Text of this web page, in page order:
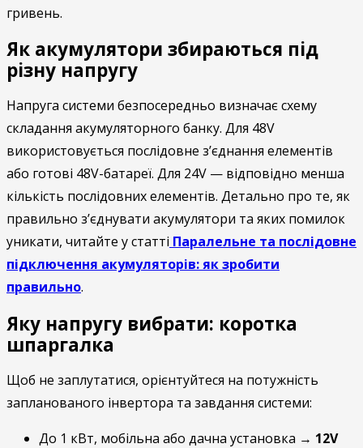
гривень.
Як акумулятори збираються під
різну напругу
Напруга системи безпосередньо визначає схему
складання акумуляторного банку. Для 48V
використовується послідовне з’єднання елементів
або готові 48V-батареї. Для 24V — відповідно менша
кількість послідовних елементів. Детально про те, як
правильно з’єднувати акумулятори та яких помилок
уникати, читайте у статті Паралельне та послідовне
підключення акумуляторів: як зробити
правильно.
Яку напругу вибрати: коротка
шпаргалка
Щоб не заплутатися, орієнтуйтеся на потужність
запланованого інвертора та завдання системи:
До 1 кВт, мобільна або дачна установка → 12V